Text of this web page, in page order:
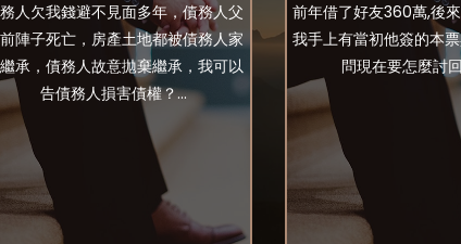
人欠我錢避不見面多年，債務人父
陣子死亡，房產土地都被債務人家
承，債務人故意拋棄繼承，我可以
告債務人損害債權？...
前年借了好友360萬,後
我手上有當初他簽的本
問現在要怎麼討